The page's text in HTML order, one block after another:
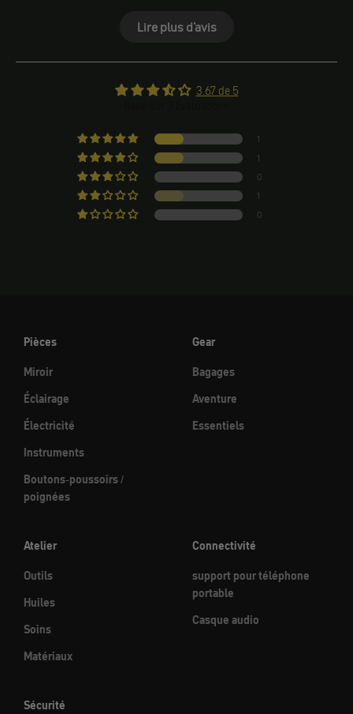
Lire plus d'avis
3.67 de 5
1
1
0
1
0
Pièces
Miroir
Éclairage
Électricité
Instruments
Boutons-poussoirs /
poignées
Gear
Bagages
Aventure
Essentiels
Atelier
Outils
Huiles
Soins
Matériaux
Connectivité
support pour téléphone
portable
Casque audio
Sécurité